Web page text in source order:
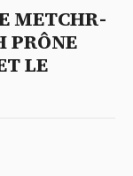
METCHR-
PRÔNE
LE